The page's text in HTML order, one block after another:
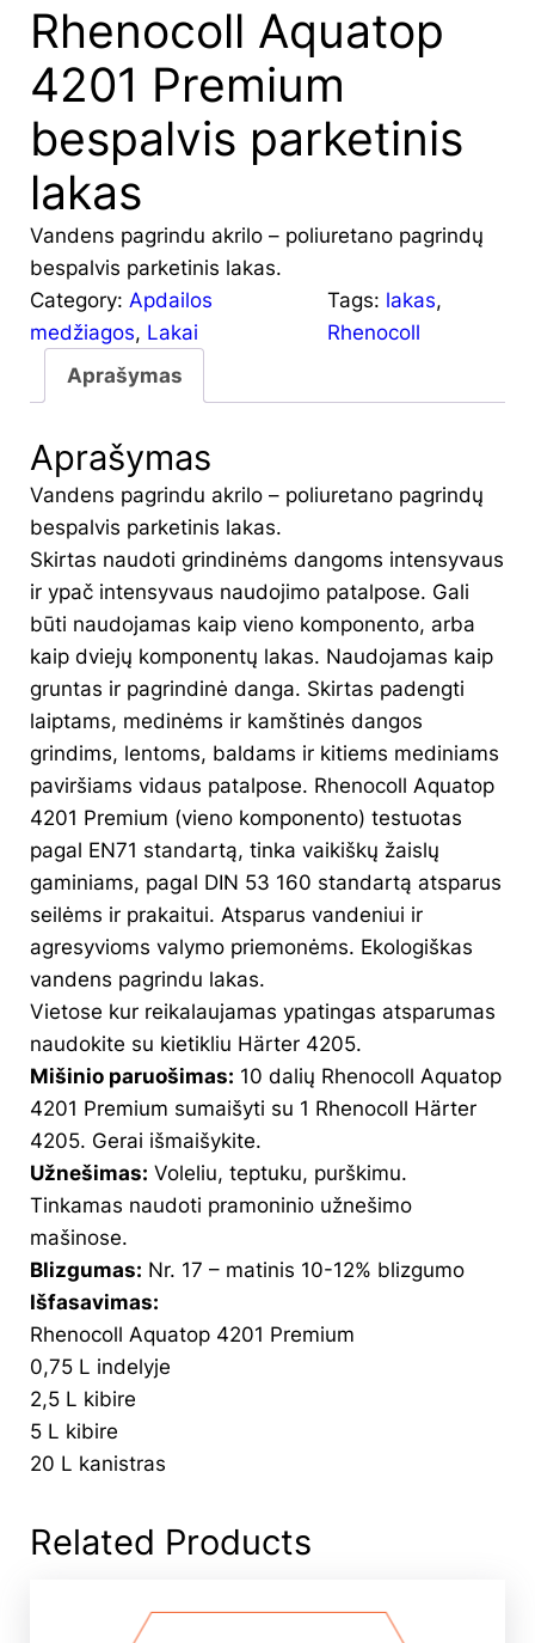
Rhenocoll Aquatop
4201 Premium
bespalvis parketinis
lakas
Vandens pagrindu akrilo – poliuretano pagrindų
bespalvis parketinis lakas.
Category: Apdailos
medžiagos, Lakai
Tags: lakas
Rhenocoll
Aprašymas
Aprašymas
Vandens pagrindu akrilo – poliuretano pagrindų
bespalvis parketinis lakas.
Skirtas naudoti grindinėms dangoms intensyvaus
ir ypač intensyvaus naudojimo patalpose. Gali
būti naudojamas kaip vieno komponento, arba
kaip dviejų komponentų lakas. Naudojamas kaip
gruntas ir pagrindinė danga. Skirtas padengti
laiptams, medinėms ir kamštinės dangos
grindims, lentoms, baldams ir kitiems mediniams
paviršiams vidaus patalpose. Rhenocoll Aquatop
4201 Premium (vieno komponento) testuotas
pagal EN71 standartą, tinka vaikiškų žaislų
gaminiams, pagal DIN 53 160 standartą atsparus
seilėms ir prakaitui. Atsparus vandeniui ir
agresyvioms valymo priemonėms. Ekologiškas
vandens pagrindu lakas.
Vietose kur reikalaujamas ypatingas atsparumas
naudokite su kietikliu Härter 4205.
Mišinio paruošimas: 10 dalių Rhenocoll Aquatop
4201 Premium sumaišyti su 1 Rhenocoll Härter
4205. Gerai išmaišykite.
Užnešimas: Voleliu, teptuku, purškimu.
Tinkamas naudoti pramoninio užnešimo
mašinose.
Blizgumas: Nr. 17 – matinis 10-12% blizgumo
Išfasavimas:
Rhenocoll Aquatop 4201 Premium
0,75 L indelyje
2,5 L kibire
5 L kibire
20 L kanistras
Related Products